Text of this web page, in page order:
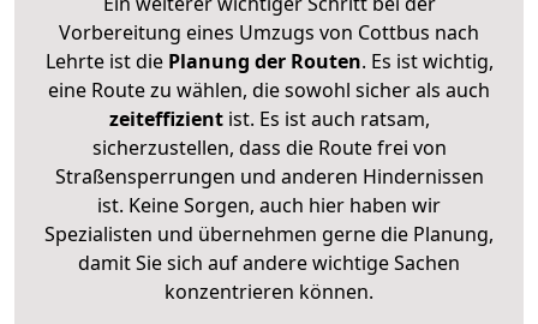
Vorbereitung eines Umzugs von Cottbus nach
Lehrte ist diePlanung der Routen. Es ist wichtig,
eine Route zu wählen, die sowohl sicher als auch
zeiteffizientist. Es ist auch ratsam,
sicherzustellen, dass die Route frei von
Straßensperrungen und anderen Hindernissen
ist. Keine Sorgen, auch hier haben wir
Spezialisten und übernehmen gerne die Planung,
damit Sie sich auf andere wichtige Sachen
konzentrieren können.